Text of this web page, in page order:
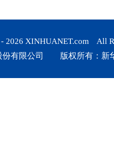
2026 XINHUANET.com All
份有限公司 版权所有：新